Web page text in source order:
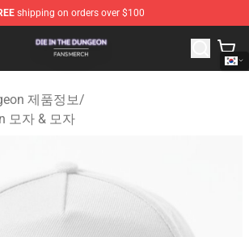
shipping on orders over $100
Shop - Official Die In The Dungeon
제품정보/
모자 & 모자